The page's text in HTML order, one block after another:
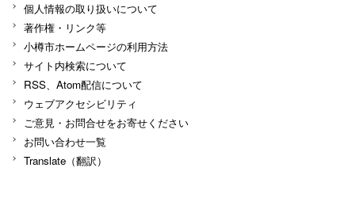
個人情報の取り扱いについて
著作権・リンク等
小樽市ホームページの利用方法
サイト内検索について
RSS、Atom配信について
ウェブアクセシビリティ
ご意見・お問合せをお寄せください
お問い合わせ一覧
Translate（翻訳）